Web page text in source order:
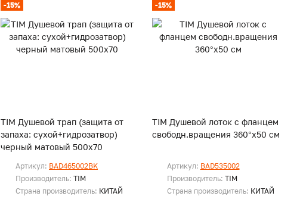
-15%
TIM Душевой трап (защита от
запаха: сухой+гидрозатвор)
черный матовый 500х70
Артикул: BAD465002BK
Производитель: TIM
Страна производитель: КИТАЙ
-15%
TIM Душевой лоток c флaнцeм
свободн.вращения 360°х50 см
Артикул: BAD535002
Производитель: TIM
Страна производитель: КИТАЙ